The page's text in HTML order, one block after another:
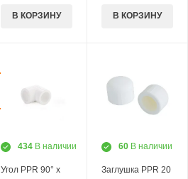
В КОРЗИНУ В КОРЗИНУ
434 В наличии
Угол PPR 90° х
60 В наличии
Заглушка PPR 20